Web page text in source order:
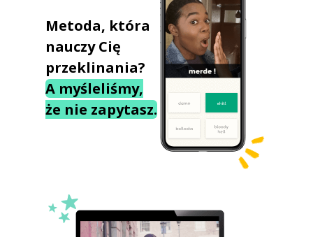
Metoda, która
nauczy Cię
przeklinania?
A myśleliśmy,
że nie zapytasz.